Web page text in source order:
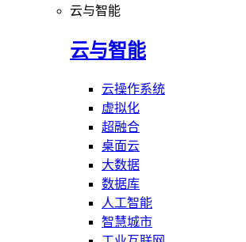
云与智能
云与智能
云操作系统
虚拟化
超融合
桌面云
大数据
数据库
人工智能
智慧城市